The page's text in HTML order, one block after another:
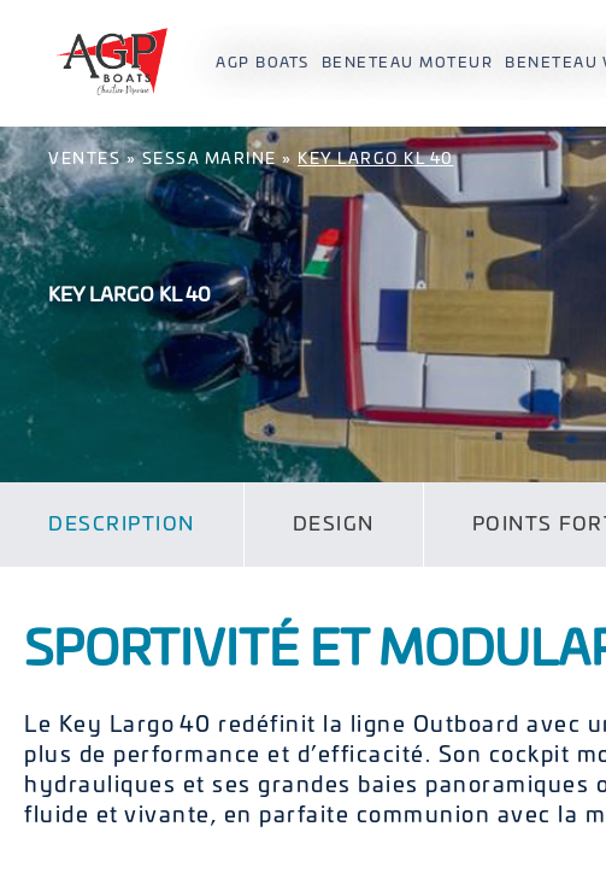
AGP BOATS BENETEAU MOTEUR BENETEAU
VENTES»SESSA MARINE» KEY LARGO KL 40
KEY LARGO KL 40
DESCRIPTION DESIGN POINTS
SPORTIVITÉ ET
Le Key Largo 40 redéfinit la ligne Outboard avec
plus de performance et d’efficacité. Son cockpit
hydrauliques et ses grandes baies panoramiques
fluide et vivante, en parfaite communion avec la